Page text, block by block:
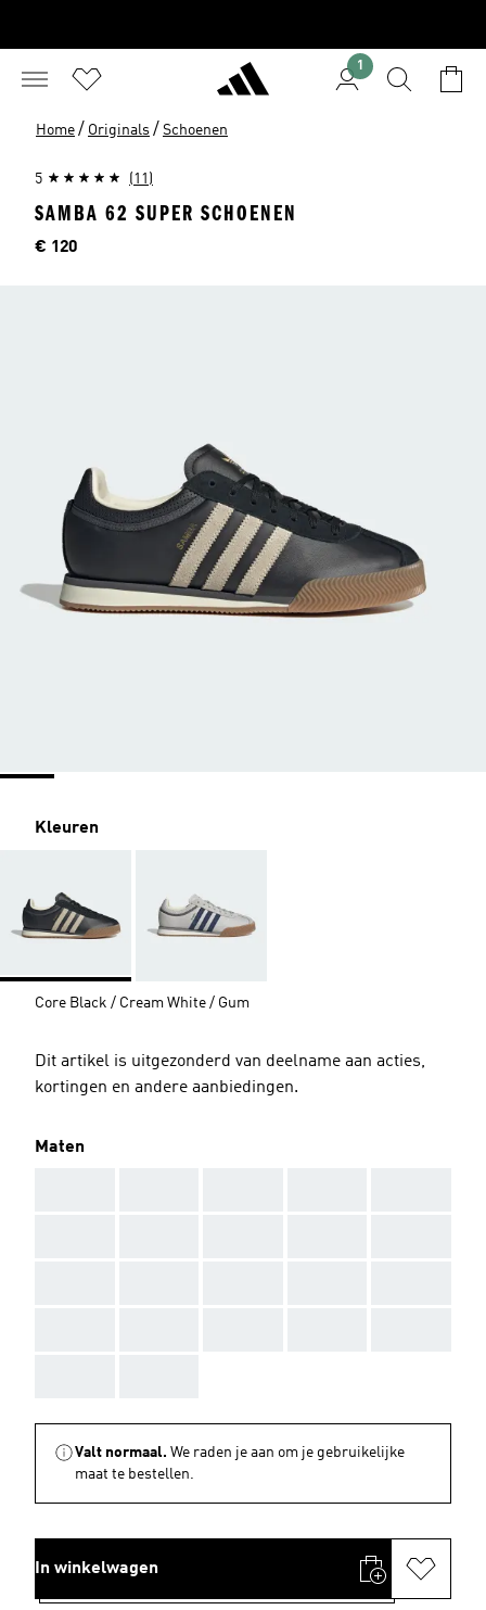
1
Home / Originals / Schoenen
5 (11)
SAMBA 62 SUPER SCHOENEN
Prijs
€ 120
Kleuren
Core Black / Cream White / Gum
Dit artikel is uitgezonderd van deelname aan acties,
kortingen en andere aanbiedingen.
Maten
Valt normaal. We raden je aan om je gebruikelijke
maat te bestellen.
In winkelwagen